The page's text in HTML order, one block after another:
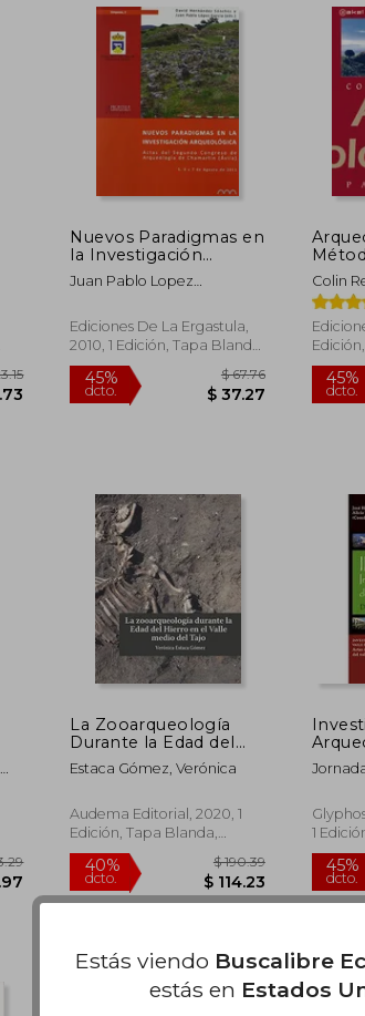
45%
dcto.
$ 309.21
$ 170.06
Nuevos Paradigmas en
la Investigación
Arqueológica: Actas de
Segundo Congreso de
Chamartín
Juan Pablo Lopez
Sanchez
Ediciones De La Ergastula,
2010, 1 Edición, Tapa Blanda,
Nuevo
45%
dcto.
Colin
Nuevo
La Zooarqueología
Durante la Edad del
Hierro en el Valle
Medio del Tajo
Estaca Gómez, Verónica
Audema Editorial, 2020, 1
Edición, Tapa Blanda,
Nuevo
Valle
Actas
de
25 al
2012,
Duero
1
Nuevo
Estás viendo Buscalibre
estás en Estados